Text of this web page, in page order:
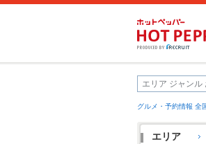
グルメ・予約情報 全
エリア